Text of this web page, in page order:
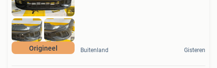
Origineel Buitenland Gisteren